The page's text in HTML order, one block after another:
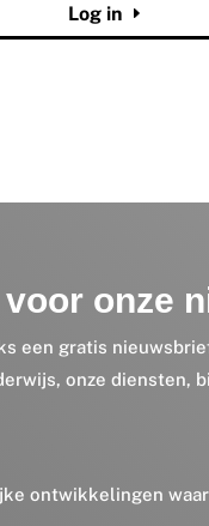
Log in
onze
een gratis
onze diensten,
ontwikkelingen